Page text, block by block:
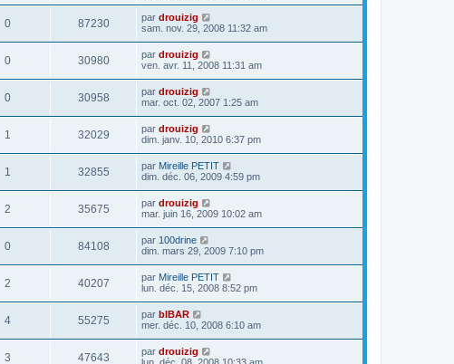
0 87230 par drouizig
sam. nov. 29, 2008 11:32 am
0 30980 par drouizig
ven. avr. 11, 2008 11:31 am
0 30958 par drouizig
mar. oct. 02, 2007 1:25 am
1 32029 par drouizig
dim. janv. 10, 2010 6:37 pm
1 32855 par Mireille PETIT
dim. déc. 06, 2009 4:59 pm
2 35675 par drouizig
mar. juin 16, 2009 10:02 am
0 84108 par 100drine
dim. mars 29, 2009 7:10 pm
2 40207 par Mireille PETIT
lun. déc. 15, 2008 8:52 pm
4 55275 par bIBAR
mer. déc. 10, 2008 6:10 am
3 47643 par drouizig
lun. déc. 08, 2008 10:33 am